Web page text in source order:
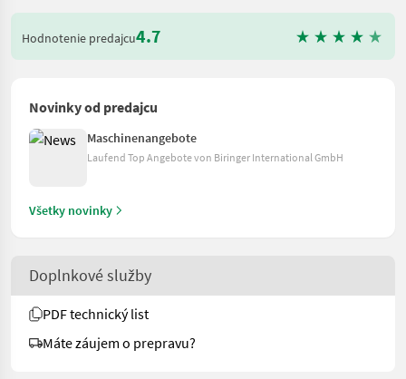
Hodnotenie predajcu4.7
Novinky od predajcu
Maschinenangebote
Laufend Top Angebote von Biringer International GmbH
Všetky novinky
Doplnkové služby
PDF technický list
Máte záujem o prepravu?